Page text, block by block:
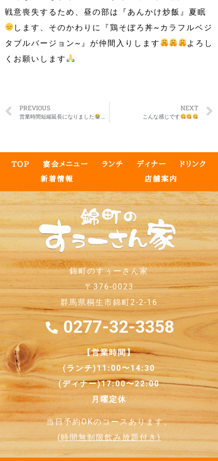
戦意喪失するため、昼の部は『あんかけ炒飯』夏眠
します、そのかわりに『鶏そぼろ丼~カラフルベジ
タブルバージョン~』が仲間入りします
よろし
くお願いします
PREVIOUS
営業時間短縮延長になりました
NEXT
こんな感じです
TOP 宴会メニュー ランチ ディナー
ドリンク
新着情報
店舗案内
錦町のすぅーさん家
〒376-0023
群馬県桐生市錦町2-2-16
0277-32-3358
【営業時間】
(ランチ)11:00〜14:30
(ディナー)17:00〜22:00
月曜定休
当日予約OKのコースあります。
(時間無制限飲み放題付き)